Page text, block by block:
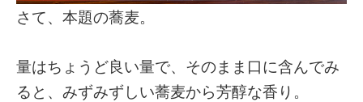
さて、本題の蕎麦。
量はちょうど良い量で、そのまま口に含んでみ
ると、みずみずしい蕎麦から芳醇な香り。